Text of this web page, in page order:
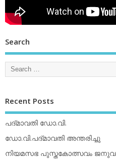
Search
Recent Posts
പദ്മാവതി ഡോ.വി.
ഡോ.വി.പദ്മാവതി അന്തരിച്ചു
നിയമസഭ പുസ്തകോത്സവം